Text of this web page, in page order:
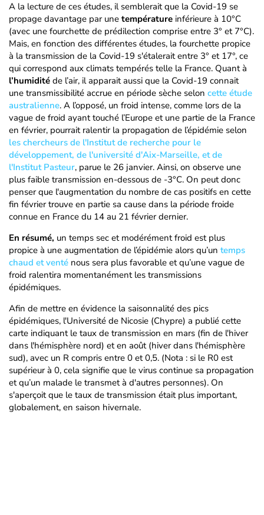
A la lecture de ces études, il semblerait que la Covid-19 se
propage davantage par une température inférieure à 10°C
(avec une fourchette de prédilection comprise entre 3° et 7°C).
Mais, en fonction des différentes études, la fourchette propice
à la transmission de la Covid-19 s'étalerait entre 3° et 17°, ce
qui correspond aux climats tempérés telle la France. Quant à
l’humidité de l’air, il apparait aussi que la Covid-19 connait
une transmissibilité accrue en période sèche selon cette étude
australienne. A l’opposé, un froid intense, comme lors de la
vague de froid ayant touché l’Europe et une partie de la France
en février, pourrait ralentir la propagation de l’épidémie selon
les chercheurs de l'Institut de recherche pour le
développement, de l'université d'Aix-Marseille, et de
l'Institut Pasteur, parue le 26 janvier. Ainsi, on observe une
plus faible transmission en-dessous de -3°C. On peut donc
penser que l'augmentation du nombre de cas positifs en cette
fin février trouve en partie sa cause dans la période froide
connue en France du 14 au 21 février dernier.
En résumé, un temps sec et modérément froid est plus
propice à une augmentation de l’épidémie alors qu’un temps
chaud et venté nous sera plus favorable et qu’une vague de
froid ralentira momentanément les transmissions
épidémiques.
Afin de mettre en évidence la saisonnalité des pics
épidémiques, l'Université de Nicosie (Chypre) a publié cette
carte indiquant le taux de transmission en mars (fin de l'hiver
dans l'hémisphère nord) et en août (hiver dans l'hémisphère
sud), avec un R compris entre 0 et 0,5. (Nota : si le R0 est
supérieur à 0, cela signifie que le virus continue sa propagation
et qu’un malade le transmet à d'autres personnes). On
s'aperçoit que le taux de transmission était plus important,
globalement, en saison hivernale.